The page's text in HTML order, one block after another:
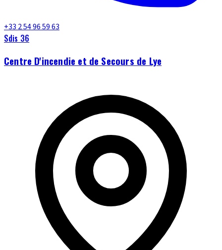
+33 2 54 96 59 63
Sdis 36
Centre D'incendie et de Secours de Lye